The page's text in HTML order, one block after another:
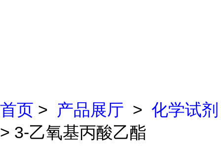
首页 > 产品展厅 > 化学试剂
> 3-乙氧基丙酸乙酯